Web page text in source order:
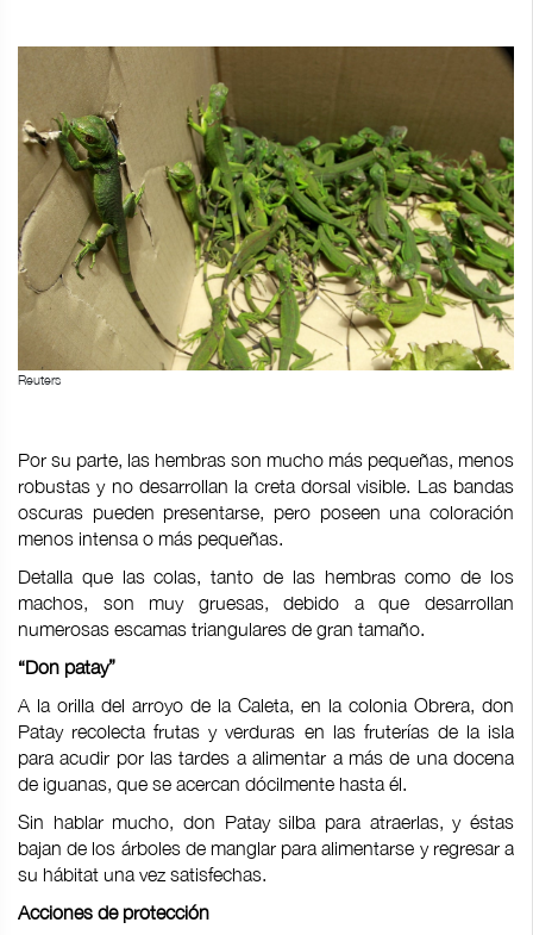
Reuters
Por su parte, las hembras son mucho más pequeñas, menos
robustas y no desarrollan la creta dorsal visible. Las bandas
oscuras pueden presentarse, pero poseen una coloración
menos intensa o más pequeñas.
Detalla que las colas, tanto de las hembras como de los
machos, son muy gruesas, debido a que desarrollan
numerosas escamas triangulares de gran tamaño.
“Don patay”
A la orilla del arroyo de la Caleta, en la colonia Obrera, don
Patay recolecta frutas y verduras en las fruterías de la isla
para acudir por las tardes a alimentar a más de una docena
de iguanas, que se acercan dócilmente hasta él.
Sin hablar mucho, don Patay silba para atraerlas, y éstas
bajan de los árboles de manglar para alimentarse y regresar a
su hábitat una vez satisfechas.
Acciones de protección